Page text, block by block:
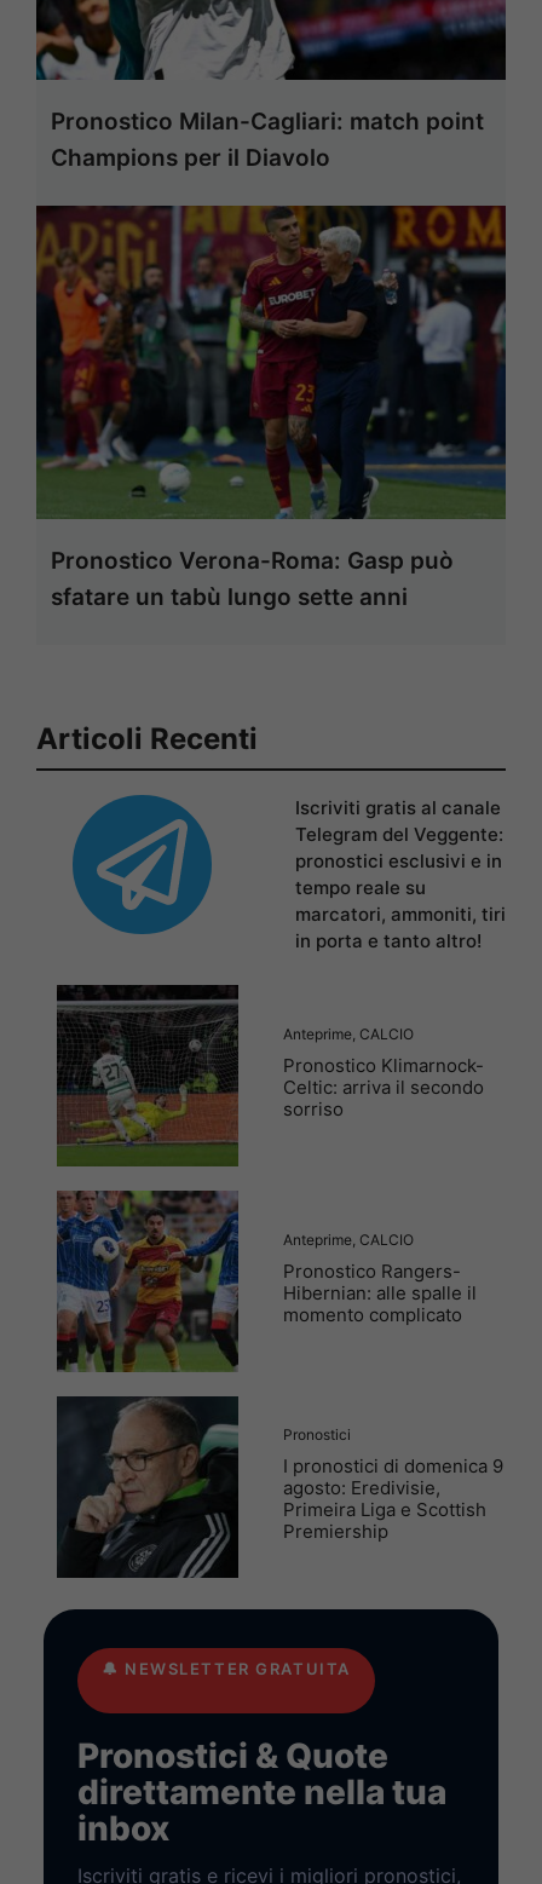
Pronostico Milan-Cagliari: match point
Champions per il Diavolo
Pronostico Verona-Roma: Gasp può
sfatare un tabù lungo sette anni
Articoli Recenti
Iscriviti gratis al canale
Telegram del Veggente:
pronostici esclusivi e in
tempo reale su
marcatori, ammoniti, tiri
in porta e tanto altro!
Anteprime, CALCIO
Pronostico Klimarnock-
Celtic: arriva il secondo
sorriso
Anteprime, CALCIO
Pronostico Rangers-
Hibernian: alle spalle il
momento complicato
Pronostici
I pronostici di domenica 9
agosto: Eredivisie,
Primeira Liga e Scottish
Premiership
🔔 NEWSLETTER GRATUITA
Pronostici & Quote
direttamente nella tua
inbox
Iscriviti gratis e ricevi i migliori pronostici,